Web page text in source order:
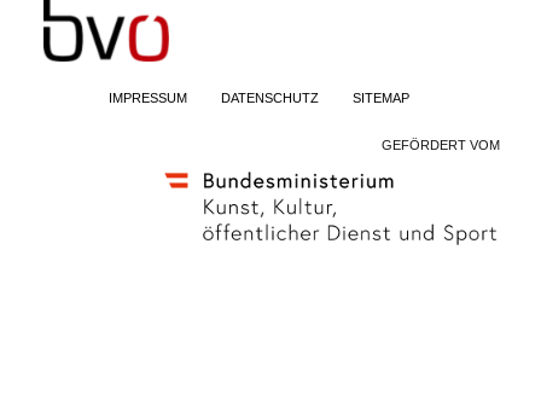
IMPRESSUM DATENSCHUTZ SITEMAP
GEFÖRDERT VOM